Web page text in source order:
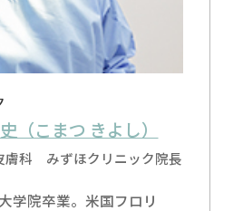
こまつ きよし）
膚科 みずほクリニック院長
学院卒業。米国フロリ